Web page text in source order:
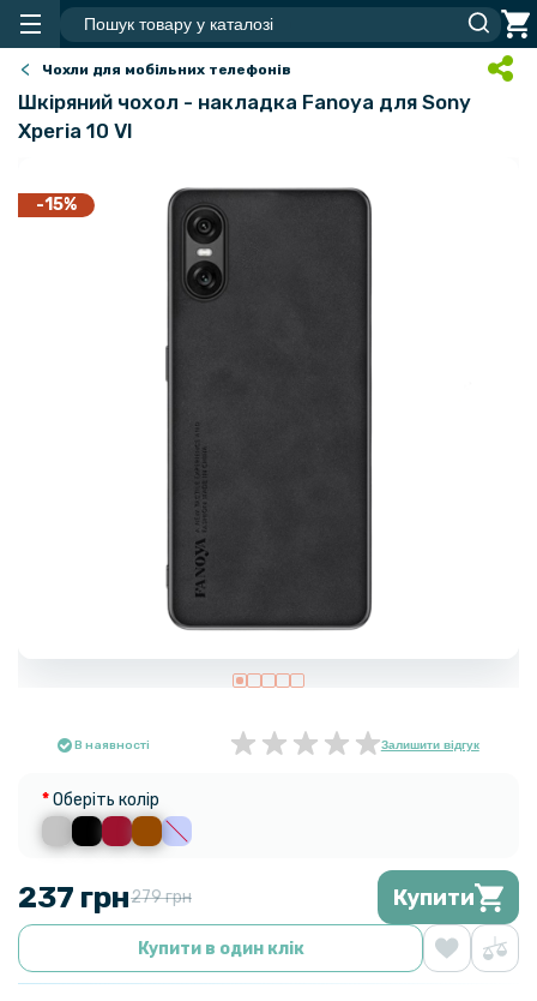
Чохли для мобільних телефонів
Шкіряний чохол - накладка Fanoya для Sony
Xperia 10 VI
-15%
В наявності Залишити відгук
Оберіть колір
237 грн279 грн Купити
Купити в один клік